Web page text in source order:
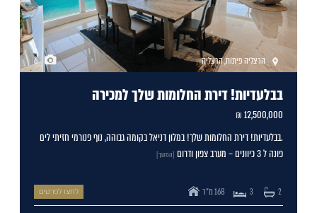
6 הרצליה פיתוח,הרצליה
בבלעדיות! דירת החלומות שלך למכירה
12,500,000 ₪
.בבלעדיות! דירת החלומות שלך! במלון דניאל בקומה גבוהה, נוף פנורמי חזיתי לים
פונה ל 3 כיוונים – מערב צפון ודרום
[המשך]
3 2 168 מ"ר לחצו לפרטים